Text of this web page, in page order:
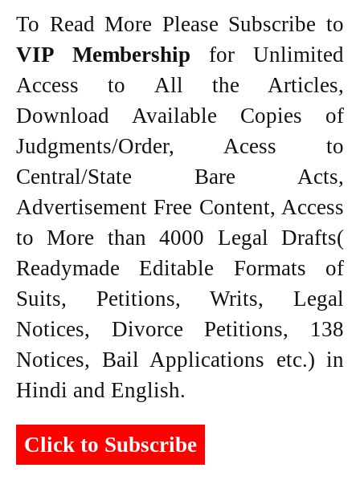
To Read More Please Subscribe to
VIP Membership for Unlimited
Access to All the Articles,
Download Available Copies of
Judgments/Order, Acess to
Central/State Bare Acts,
Advertisement Free Content, Access
to More than 4000 Legal Drafts(
Readymade Editable Formats of
Suits, Petitions, Writs, Legal
Notices, Divorce Petitions, 138
Notices, Bail Applications etc.) in
Hindi and English.
Click to Subscribe